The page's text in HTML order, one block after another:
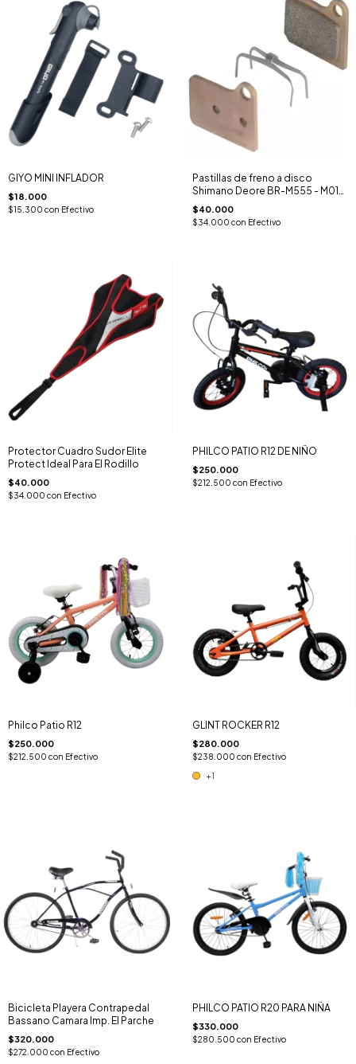
GIYO MINI INFLADOR
$18.000
$15.300 con Efectivo
Pastillas de freno a disco
Shimano Deore BR-M555 - M01
Metal Pad
$40.000
$34.000 con Efectivo
Protector Cuadro Sudor Elite
Protect Ideal Para El Rodillo
$40.000
$34.000 con Efectivo
PHILCO PATIO R12 DE NIÑO
$250.000
$212.500 con Efectivo
Philco Patio R12
$250.000
$212.500 con Efectivo
GLINT ROCKER R12
$280.000
$238.000 con Efectivo
+1
Bicicleta Playera Contrapedal
Bassano Camara Imp. El Parche
$320.000
$272.000 con Efectivo
PHILCO PATIO R20 PARA NIÑA
$330.000
$280.500 con Efectivo